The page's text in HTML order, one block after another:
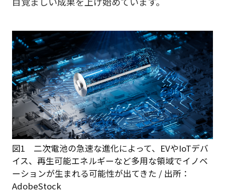
図1 二次電池の急速な進化によって、EVやIoTデバ
イス、再生可能エネルギーなど多用な領域でイノベ
ーションが生まれる可能性が出てきた / 出所：
AdobeStock